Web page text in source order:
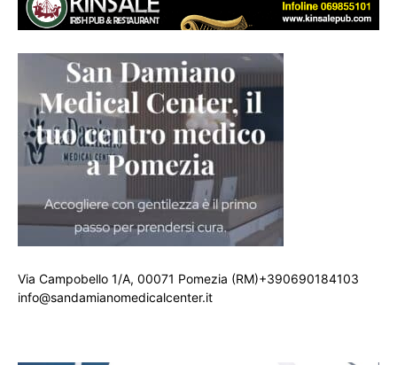
Via Campobello 1/A, 00071 Pomezia (RM)+390690184103
info@sandamianomedicalcenter.it